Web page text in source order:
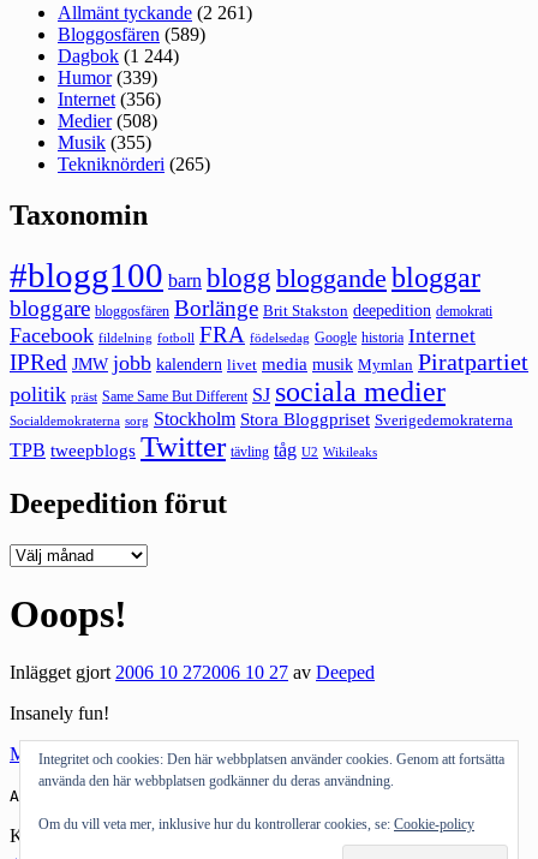
Allmänt tyckande (2 261)
Bloggosfären (589)
Dagbok (1 244)
Humor(339)
Internet (356)
Medier(508)
Musik (355)
Tekniknörderi (265)
Taxonomin
#blogg100 barn blogg bloggande bloggar
bloggare bloggosfären Borlänge Brit Stakston deepedition demokrati
Facebook fildelning fotboll FRA födelsedag Google historia Internet
IPRed JMW jobb kalendern livet media musik Mymlan Piratpartiet
politik präst Same Same But Different SJ sociala medier
Socialdemokraterna sorg Stockholm Stora Bloggpriset Sverigedemokraterna
TPB tweepblogs Twitter tävling tåg U2 Wikileaks
Deepedition förut
Deepedition
Ooops!
Inlägget gjort2006 10 272006 10 27 av Deeped
Insanely fun!
Mum caught daughter at stripping
Andra bloggar om:
Kategorier: Humor
Integritet och cookies: Den här webbplatsen använder cookies. Genom att fortsätta
använda den här webbplatsen godkänner du deras användning.
Om du vill veta mer, inklusive hur du kontrollerar cookies, se: Cookie-policy